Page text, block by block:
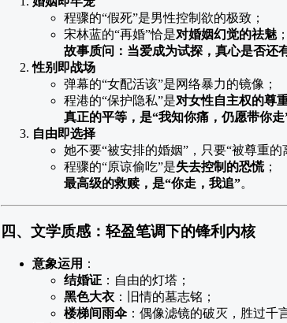
程骤的“假死”是男性控制欲的极致；
宋林蓝的“再婚”恰是对婚姻幻觉的祛魅；
故事质问：当爱成为试探，真心是否还
性别即战场
弹幕的“女配活该”是网络暴力的镜像；
程港的“保护隐私”是对女性自主权的尊
真正的平等，是“我知你痛，仍愿带你走
自由即选择
她不要“被安排的婚姻”，只要“被尊重的
程骤的“原谅偷吃”是失去控制的恐慌 ；
最高级的救赎，是“你走，我追”。
四、文学质感：轻盈笔调下的锋利内核
意象运用 ：
结婚证 ：自由的灯塔；
黑色大衣 ：旧情的墓志铭；
楼梯间雨伞：偶像滤镜的破灭，胜过千